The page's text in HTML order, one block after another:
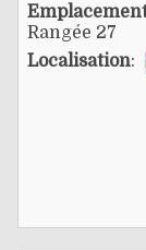
Rangée 27
Localisation: